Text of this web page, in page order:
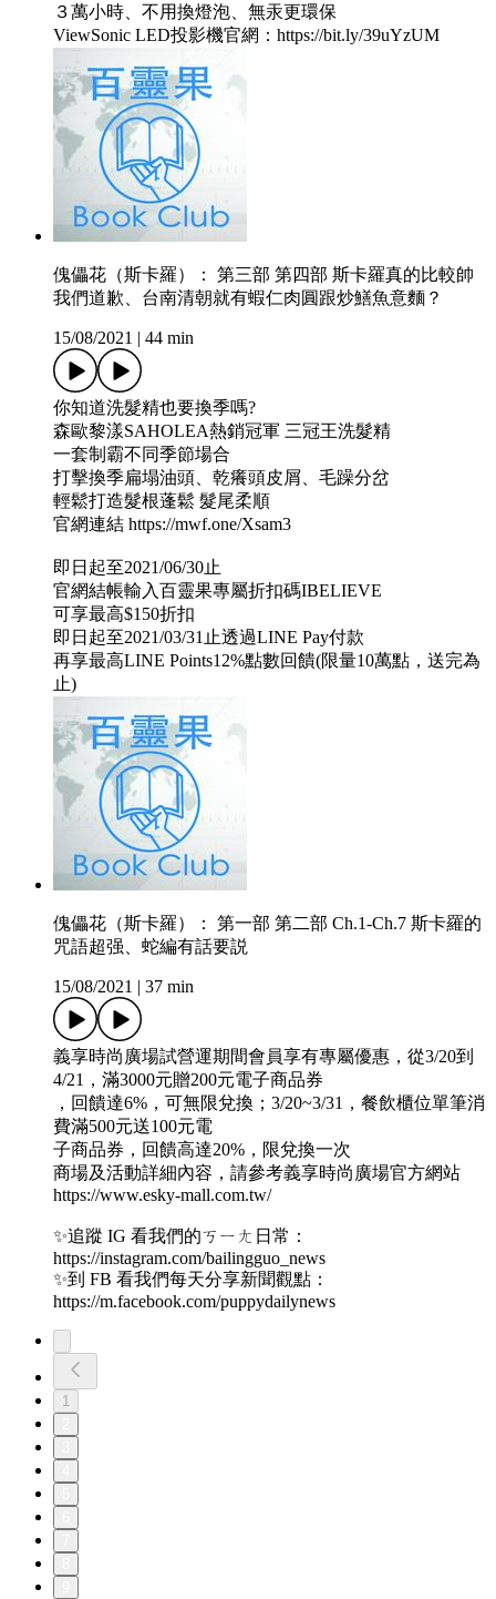
３萬小時、不用換燈泡、無汞更環保
ViewSonic LED投影機官網：https://bit.ly/39uYzUM
傀儡花（斯卡羅）： 第三部 第四部 斯卡羅真的比較帥
我們道歉、台南清朝就有蝦仁肉圓跟炒鱔魚意麵？
15/08/2021 44 min
你知道洗髮精也要換季嗎?
森歐黎漾SAHOLEA熱銷冠軍 三冠王洗髮精
一套制霸不同季節場合
打擊換季扁塌油頭、乾癢頭皮屑、毛躁分岔
輕鬆打造髮根蓬鬆 髮尾柔順
官網連結 https://mwf.one/Xsam3
即日起至2021/06/30止
官網結帳輸入百靈果專屬折扣碼IBELIEVE
可享最高$150折扣
即日起至2021/03/31止透過LINE Pay付款
再享最高LINE Points12%點數回饋(限量10萬點，送完為
止)
傀儡花（斯卡羅）： 第一部 第二部 Ch.1-Ch.7 斯卡羅的
咒語超强、蛇編有話要説
15/08/2021 37 min
義享時尚廣場試營運期間會員享有專屬優惠，從3/20到
4/21，滿3000元贈200元電子商品券
，回饋達6%，可無限兌換；3/20~3/31，餐飲櫃位單筆消
費滿500元送100元電
子商品券，回饋高達20%，限兌換一次
商場及活動詳細內容，請參考義享時尚廣場官方網站
https://www.esky-mall.com.tw/
✨追蹤 IG 看我們的ㄎㄧㄤ日常：
https://instagram.com/bailingguo_news
✨到 FB 看我們每天分享新聞觀點：
https://m.facebook.com/puppydailynews
1